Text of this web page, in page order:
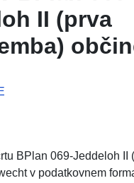
II (prva
BPlan 069-Jeddeloh II
v podatkovnem